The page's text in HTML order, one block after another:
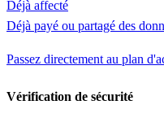
Déjà affecté
Déjà payé ou partagé des
Passez directement au plan
Vérification de sécurité